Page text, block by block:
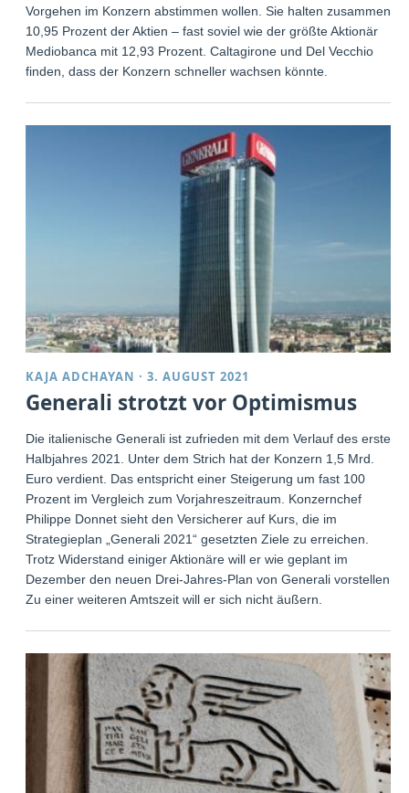
Vorgehen im Konzern abstimmen wollen. Sie halten zusammen
10,95 Prozent der Aktien – fast soviel wie der größte Aktionär
Mediobanca mit 12,93 Prozent. Caltagirone und Del Vecchio
finden, dass der Konzern schneller wachsen könnte.
KAJA ADCHAYAN ·3. AUGUST 2021
Generali strotzt vor Optimismus
Die italienische Generali ist zufrieden mit dem Verlauf des ersten
Halbjahres 2021. Unter dem Strich hat der Konzern 1,5 Mrd.
Euro verdient. Das entspricht einer Steigerung um fast 100
Prozent im Vergleich zum Vorjahreszeitraum. Konzernchef
Philippe Donnet sieht den Versicherer auf Kurs, die im
Strategieplan „Generali 2021“ gesetzten Ziele zu erreichen.
Trotz Widerstand einiger Aktionäre will er wie geplant im
Dezember den neuen Drei-Jahres-Plan von Generali vorstellen.
Zu einer weiteren Amtszeit will er sich nicht äußern.